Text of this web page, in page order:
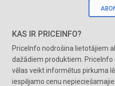
KAS IR PRICEINFO?
PriceInfo nodrošina lietotājiem
dažādiem produktiem. PriceInfo
vēlas veikt informētus pirkuma
iespējamo cenu